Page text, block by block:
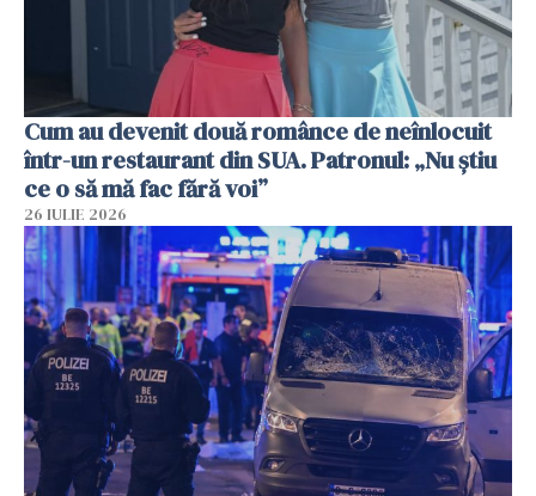
Cum au devenit două românce de neînlocuit
într-un restaurant din SUA. Patronul: „Nu știu
ce o să mă fac fără voi”
26 IULIE 2026